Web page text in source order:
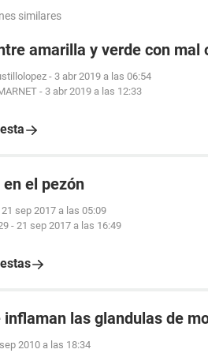
similares
amarilla y verde con mal
- 3 abr 2019 a las 06:54
- 3 abr 2019 a las 12:33
en el pezón
21 sep 2017 a las 05:09
- 21 sep 2017 a las 16:49
inflaman las glandulas de
2010 a las 18:34